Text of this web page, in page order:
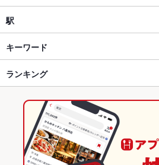
海鮮
岐阜駅周辺・柳ヶ瀬・市役所 × 居酒屋
岐阜駅周辺・柳ヶ瀬・市役所 × 海鮮
岐阜駅 × 居酒屋
岐阜駅 × 海鮮
岐阜駅
岐阜駅 × 居酒屋
岐阜駅 × 海鮮
岐阜駅 × 和食
岐阜駅 × 鍋
駅
岐阜駅
田神駅
名鉄岐阜駅
キーワード
カキ料理・オイスター
ランキング
岐阜のグルメランキング
岐阜の居酒屋ランキング
岐阜の海鮮ランキング